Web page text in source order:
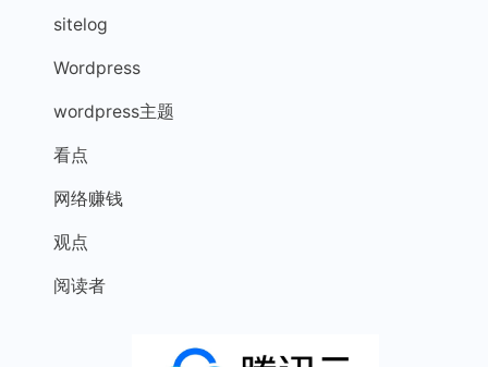
sitelog
Wordpress
wordpress主题
看点
网络赚钱
观点
阅读者